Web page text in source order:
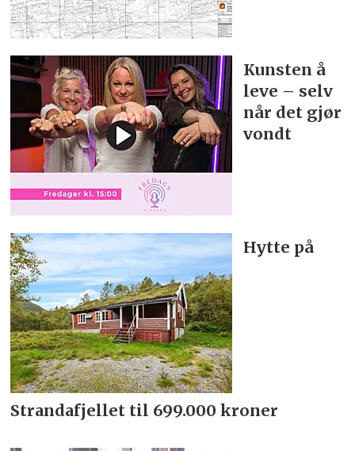
Kunsten å
leve – selv
når det gjør
vondt
Hytte på
Strandafjellet til 699.000 kroner